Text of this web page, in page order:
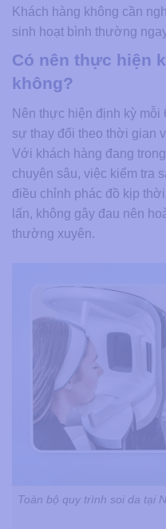
Khách hàng không cần
sinh hoạt bình thường
Có nên thực hiện
không?
Nên thực hiện định kỳ mỗi
sự thay đổi theo thời gian
Với khách hàng đang
chuyên sâu, việc kiểm tra
điều chỉnh phác đồ kịp
lấn, không gây đau nên
thường xuyên.
Toàn bộ quy trình soi da tại